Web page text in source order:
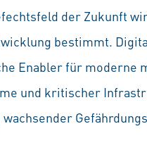
der Zukunft
bestimmt.
Enabler für moderne
und kritischer